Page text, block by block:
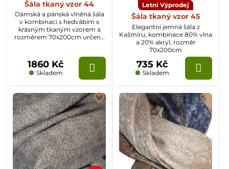
Šála tkaný vzor 44
Dámská a pánská vlněná šála
v kombinaci s hedvábím s
krásným tkaným vzorem a
rozměrem 70x200cm určená
Skladem
1860 Kč
Letní Výprodej
Šála tkaný vzor 45
Elegantní jemná šála z
Kašmíru, kombinace 80% vlna
a 20% akryl, rozměr
70x200cm
Skladem
735 Kč